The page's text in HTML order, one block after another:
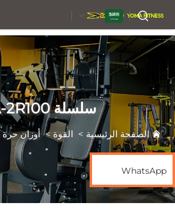
AR
سلسلة PA-2R100
الصفحة الرئيسية > القوة >أوزان حرة
WhatsApp